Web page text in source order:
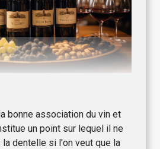
bonne association du vin et
un point sur lequel il ne
dentelle si l'on veut que la